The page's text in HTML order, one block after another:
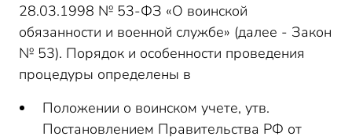
28.03.1998 № 53-ФЗ «О воинской
обязанности и военной службе» (далее - Закон
№ 53). Порядок и особенности проведения
процедуры определены в
Положении о воинском учете, утв.
Постановлением Правительства РФ от